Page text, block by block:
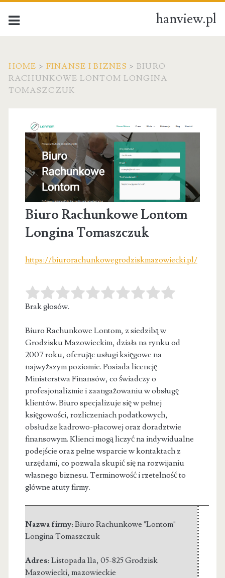
hanview.pl
HOME > FINANSE I BIZNES > BIURO
RACHUNKOWE LONTOM LONGINA
TOMASZCZUK
Biuro Rachunkowe Lontom
Longina Tomaszczuk
https://biurorachunkowegrodziskmazowiecki.pl/
Brak głosów.
Biuro Rachunkowe Lontom, z siedzibą w
Grodzisku Mazowieckim, działa na rynku od
2007 roku, oferując usługi księgowe na
najwyższym poziomie. Posiada licencję
Ministerstwa Finansów, co świadczy o
profesjonalizmie i zaangażowaniu w obsługę
klientów. Biuro specjalizuje się w pełnej
księgowości, rozliczeniach podatkowych,
obsłudze kadrowo-płacowej oraz doradztwie
finansowym. Klienci mogą liczyć na indywidualne
podejście oraz pełne wsparcie w kontaktach z
urzędami, co pozwala skupić się na rozwijaniu
własnego biznesu. Terminowość i rzetelność to
główne atuty firmy.
Nazwa firmy: Biuro Rachunkowe "Lontom"
Longina Tomaszczuk
Adres: Listopada 11a, 05-825 Grodzisk
Mazowiecki, mazowieckie